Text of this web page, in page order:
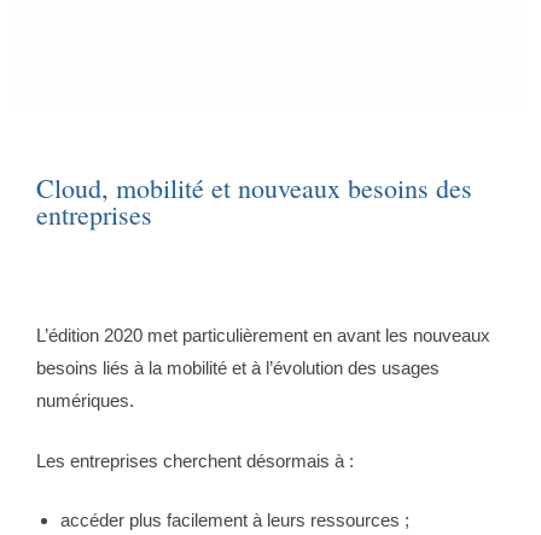
Cloud, mobilité et nouveaux besoins des
entreprises
L’édition 2020 met particulièrement en avant les nouveaux
besoins liés à la mobilité et à l’évolution des usages
numériques.
Les entreprises cherchent désormais à :
accéder plus facilement à leurs ressources ;